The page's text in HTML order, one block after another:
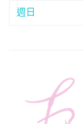
週日